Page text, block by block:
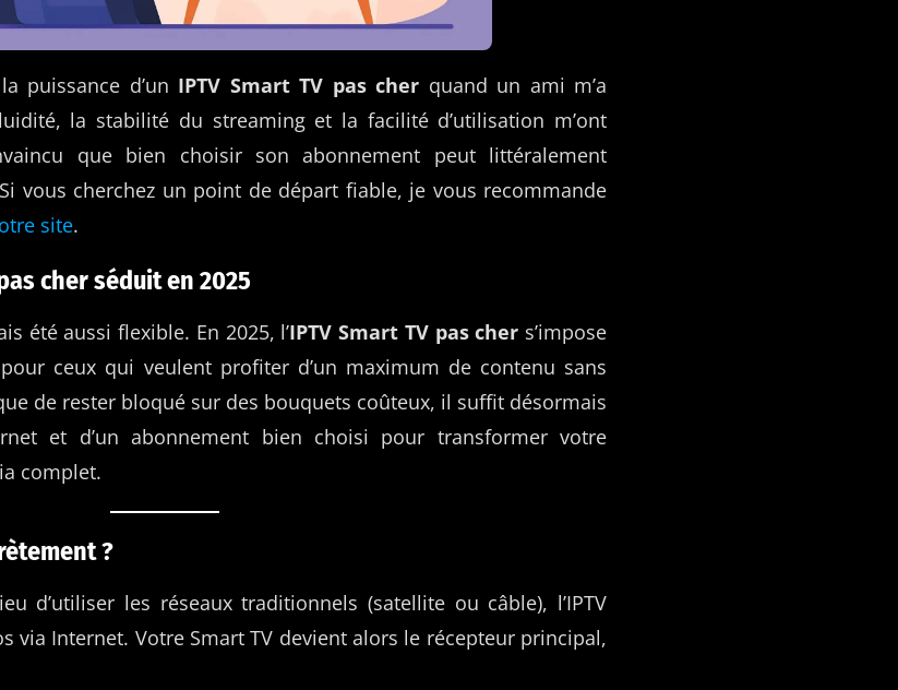
puissance d’un IPTV Smart TV pas cher quand un ami m’a
la stabilité du streaming et la facilité d’utilisation m’ont
que bien choisir son abonnement peut littéralement
vous cherchez un point de départ fiable, je vous recommande
site.
cher séduit en 2025
été aussi flexible. En 2025, l’IPTV Smart TV pas cher s’impose
ceux qui veulent profiter d’un maximum de contenu sans
de rester bloqué sur des bouquets coûteux, il suffit désormais
et d’un abonnement bien choisi pour transformer votre
complet.
?
d’utiliser les réseaux traditionnels (satellite ou câble), l’IPTV
via Internet. Votre Smart TV devient alors le récepteur principal,